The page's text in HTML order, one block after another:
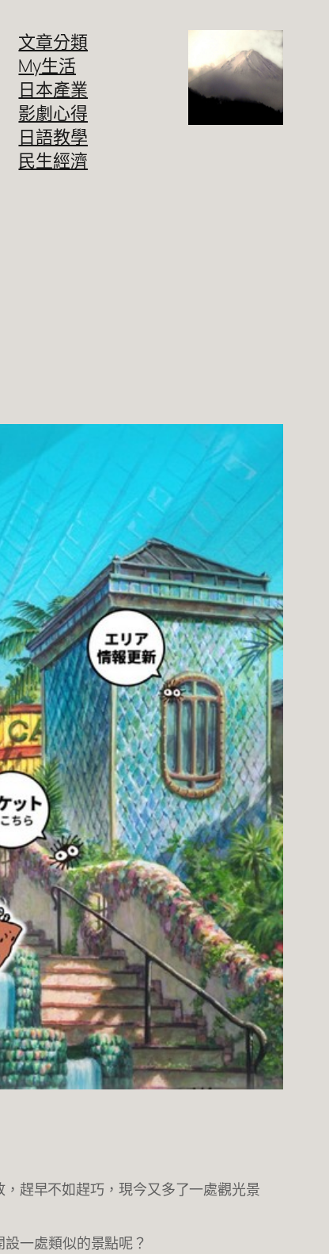
文章分類
My生活
日本產業
影劇心得
日語教學
民生經濟
趕早不如趕巧，現今又多了一處觀光景
一處類似的景點呢？